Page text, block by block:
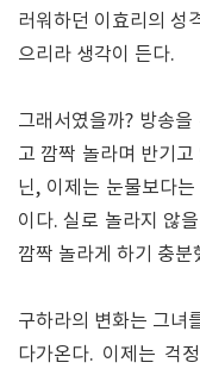
러워하던 이효리의 성
으리라 생각이 든다.
그래서였을까? 방송
고 깜짝 놀라며 반기
닌, 이제는 눈물보다
이다. 실로 놀라지 않
깜짝 놀라게 하기 충
구하라의 변화는 그녀
다가온다. 이제는 걱